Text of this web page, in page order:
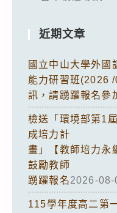
近期文章
國立中山大學外國
能力研習班(2026
訊，請踴躍報名參
檢送「環境部第1
成培力計
畫」【教師培力永
鼓勵教師
踴躍報名2026-08-
115學年度高二第